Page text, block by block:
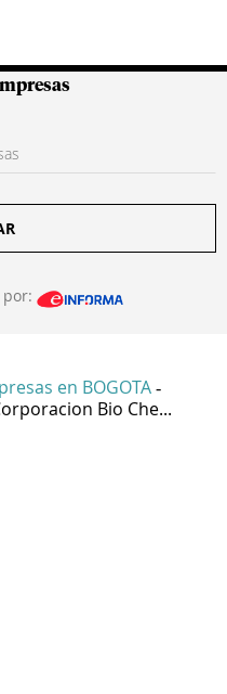
en BOGOTA -
Bio Che...